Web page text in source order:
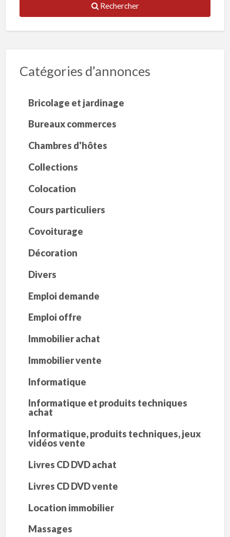
Rechercher
Catégories d’annonces
Bricolage et jardinage
Bureaux commerces
Chambres d'hôtes
Collections
Colocation
Cours particuliers
Covoiturage
Décoration
Divers
Emploi demande
Emploi offre
Immobilier achat
Immobilier vente
Informatique
Informatique et produits techniques
achat
Informatique, produits techniques, jeux
vidéos vente
Livres CD DVD achat
Livres CD DVD vente
Location immobilier
Massages